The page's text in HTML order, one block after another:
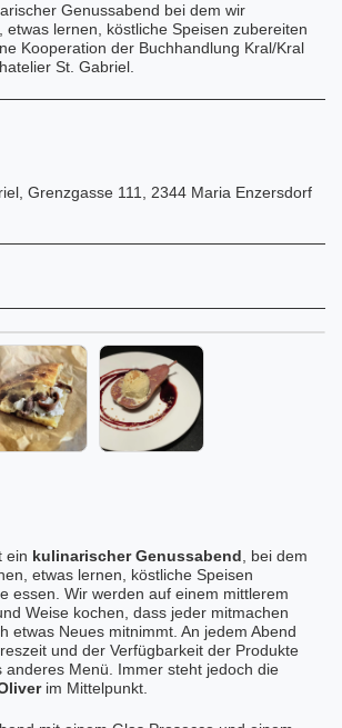
Genussabend bei dem wir
etwas lernen, köstliche Speisen zubereiten
Kooperation der Buchhandlung Kral/Kral
St. Gabriel.
Grenzgasse 111, 2344 Maria Enzersdorf
ein kulinarischer Genussabend , bei dem
etwas lernen, köstliche Speisen
essen. Wir werden auf einem mittlerem
Weise kochen, dass jeder mitmachen
etwas Neues mitnimmt. An jedem Abend
und der Verfügbarkeit der Produkte
anderes Menü. Immer steht jedoch die
im Mittelpunkt.